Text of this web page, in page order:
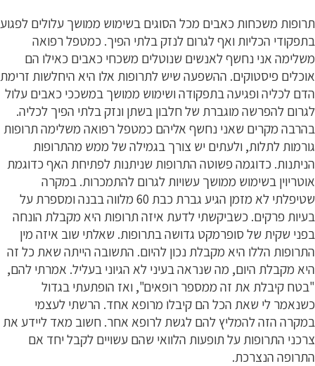
תרופות משכחות כאבים מכל הסוגים בשימוש ממושך עלולים לפגוע
בתפקודי הכליות ואף לגרום לנזק בלתי הפיך. כמטפל רפואה
משלימה אני נחשף לאנשים שנוטלים משכחי כאבים כאילו הם
אוכלים פיסטוקים. ההשפעה שיש לתרופות אלו היא היחלשות זרימת
הדם לכליה ופגיעה בתפקודה ושימוש ממושך במשככי כאבים עלול
לגרום להפרשה מוגברת של חלבון בשתן ונזק בלתי הפיך לכליה.
בהרבה מקרים שאני נחשף אליהם כמטפל רפואה משלימה תרופות
גורמות לתלות, ולעתים יש צורך בגמילה של ממש מהתרופות
הניתנות. כדוגמה פשוטה התרופות שניתנות לפתיחת האף כדוגמת
אוטריוין בשימוש ממושך עשויות לגרום להתמכרות. במקרה
שטיפלתי לא מזמן הגיע גברת כבת 60 מלווה בבנה ומספרת על
בעיות פרקים. כשביקשתי לדעת איזה תרופות היא מקבלת הונחה
בפני שקית של סופרמקט גדושה בתרופות. שאלתי שוב איזה מין
התרופות הללו היא מקבלת נכון להיום. התשובה הייתה שאת כל זה
היא מקבלת היום, מה שנראה בעיני לא הגיוני בעליל. אמרתי להם,
"בטח קיבלת את זה ממספר רופאים", ואז הופתעתי בגדול
כשנאמר לי שאת הכל הם קיבלו מרופא אחד. הרשתי לעצמי
במקרה הזה להמליץ להם לגשת לרופא אחר. חשוב מאד ליידע את
צרכני התרופות על תופעות הלוואי שהם עשויים לקבל יחד אם
התרופה הנצרכת.